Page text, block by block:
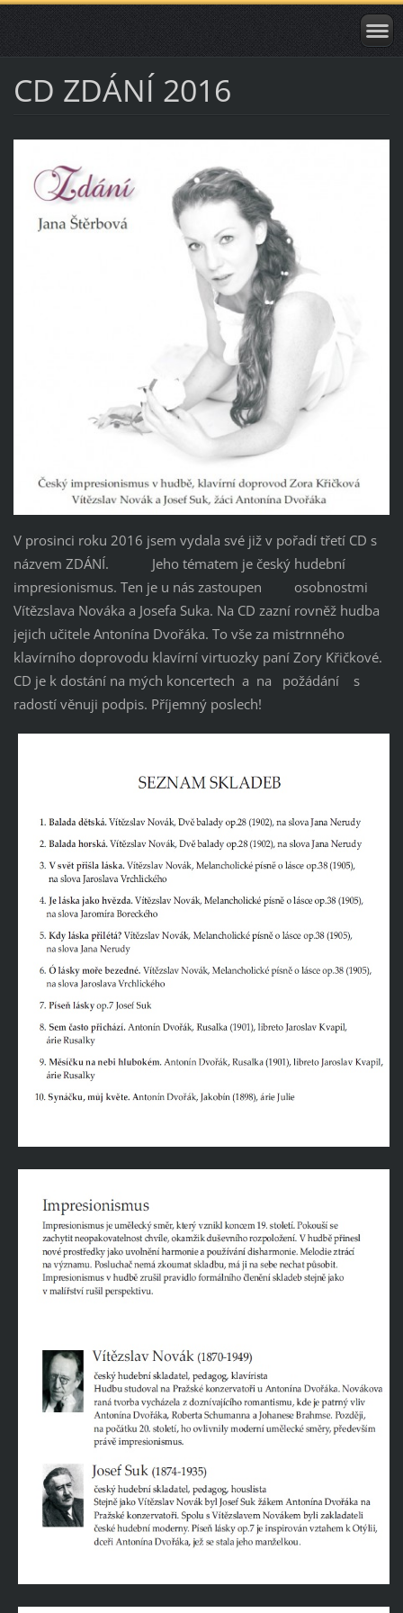
CD ZDÁNÍ 2016
V prosinci roku 2016 jsem vydala své již v pořadí třetí CD s
názvem ZDÁNÍ. Jeho tématem je český hudební
impresionismus. Ten je u nás zastoupen osobnostmi
Vítězslava Nováka a Josefa Suka. Na CD zazní rovněž hudba
jejich učitele Antonína Dvořáka. To vše za mistrnného
klavírního doprovodu klavírní virtuozky paní Zory Křičkové.
CD je k dostání na mých koncertech a na požádání s
radostí věnuji podpis. Příjemný poslech!